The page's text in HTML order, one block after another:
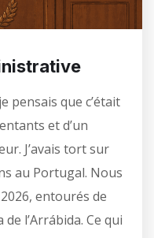
pensais que c’était
et d’un
J’avais tort sur
au Portugal. Nous
entourés de
l’Arrábida. Ce qui